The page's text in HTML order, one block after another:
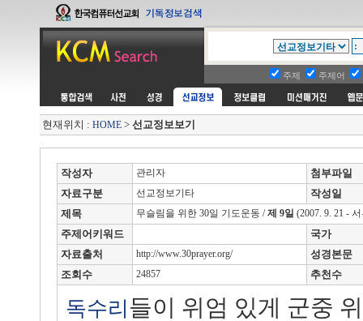
주제 주제어
현재위치 : HOME > 선교정보보기
작성자 관리자
첨부파일
자료구분
선교정보기타
작성일
제목
무슬림을 위한 30일 기도운동 /제 9일 (2007. 9. 21 -
주제어키워드
국가
자료출처
http://www.30prayer.org/
성경본문
조회수
24857 추천수
독수리 들이 위엄 있게 군중